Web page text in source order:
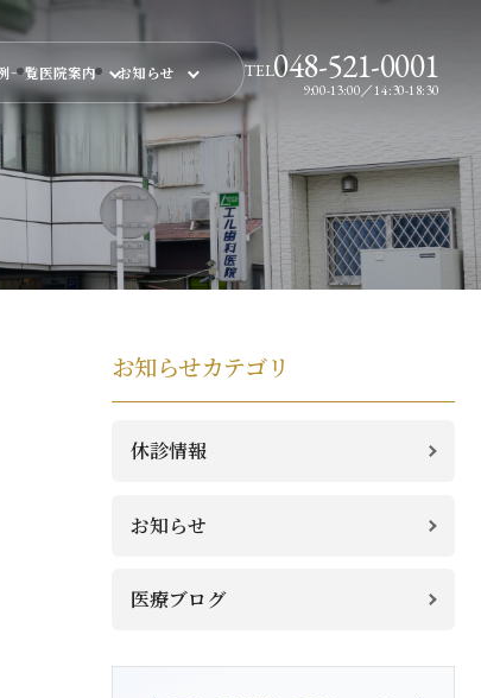
一覧医院案内 お知らせ TEL048-521-0001
9:00-13:00／14:30-18:30
お知らせカテゴリ
休診情報
お知らせ
医療ブログ